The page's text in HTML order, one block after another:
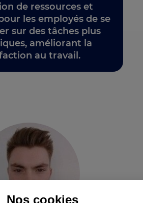
Nos cookies
de ressources et
les employés de se
sur des tâches plus
améliorant la
au travail.